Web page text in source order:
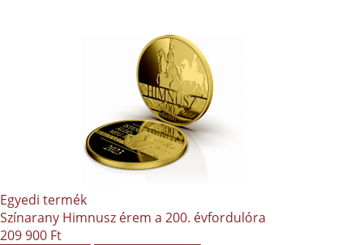
Egyedi termék
Színarany Himnusz érem a 200. évfordulóra
209 900 Ft